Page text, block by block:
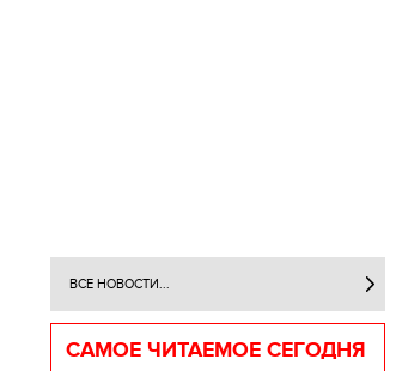
ВСЕ НОВОСТИ...
САМОЕ ЧИТАЕМОЕ СЕГОДНЯ